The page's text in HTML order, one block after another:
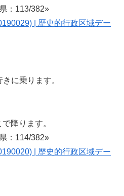
：113/382»
| 歴史的行政区域デー
に乗ります。
降ります。
：114/382»
| 歴史的行政区域デー